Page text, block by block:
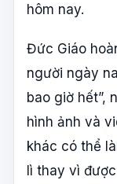
hôm nay.
Đức Giáo
người ngày
bao giờ hết”,
hình ảnh và
khác có thể
lì thay vì